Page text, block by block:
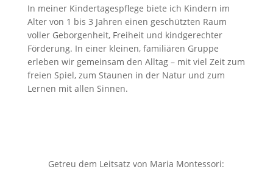
In meiner Kindertagespflege biete ich Kindern im
Alter von 1 bis 3 Jahren einen geschützten Raum
voller Geborgenheit, Freiheit und kindgerechter
Förderung. In einer kleinen, familiären Gruppe
erleben wir gemeinsam den Alltag – mit viel Zeit zum
freien Spiel, zum Staunen in der Natur und zum
Lernen mit allen Sinnen.
Getreu dem Leitsatz von Maria Montessori: